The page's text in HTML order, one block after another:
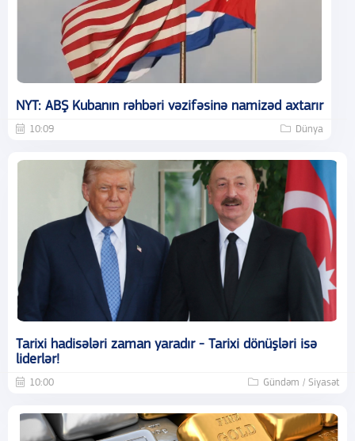
NYT: ABŞ Kubanın rəhbəri vəzifəsinə namizəd axtarır
10:09 Dünya
Tarixi hadisələri zaman yaradır - Tarixi dönüşləri isə
liderlər!
10:00 Gündəm / Siyasət